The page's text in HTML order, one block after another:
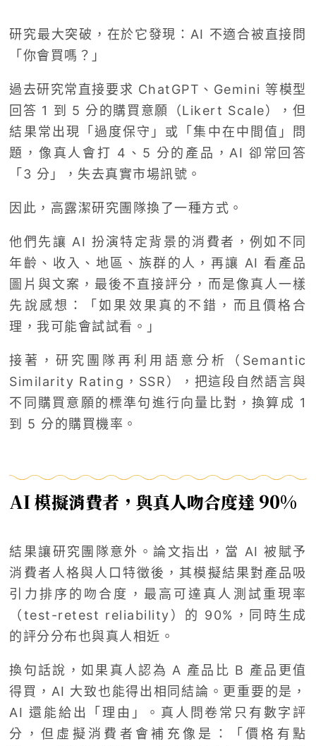
研究最大突破，在於它發現：AI 不適合被直接問
「你會買嗎？」
過去研究常直接要求 ChatGPT、Gemini 等模型
回答 1 到 5 分的購買意願（Likert Scale），但
結果常出現「過度保守」或「集中在中間值」問
題，像真人會打 4、5 分的產品，AI 卻常回答
「3 分」，失去真實市場訊號。
因此，高露潔研究團隊換了一種方式。
他們先讓 AI 扮演特定背景的消費者，例如不同
年齡、收入、地區、族群的人，再讓 AI 看產品
圖片與文案，最後不直接評分，而是像真人一樣
先說感想：「如果效果真的不錯，而且價格合
理，我可能會試試看。」
接著，研究團隊再利用語意分析（Semantic
Similarity Rating，SSR），把這段自然語言與
不同購買意願的標準句進行向量比對，換算成 1
到 5 分的購買機率。
AI 模擬消費者，與真人吻合度達 90%
結果讓研究團隊意外。論文指出，當 AI 被賦予
消費者人格與人口特徵後，其模擬結果對產品吸
引力排序的吻合度，最高可達真人測試重現率
（test-retest reliability）的 90%，同時生成
的評分分布也與真人相近。
換句話說，如果真人認為 A 產品比 B 產品更值
得買，AI 大致也能得出相同結論。更重要的是，
AI 還能給出「理由」。真人問卷常只有數字評
分，但虛擬消費者會補充像是：「價格有點